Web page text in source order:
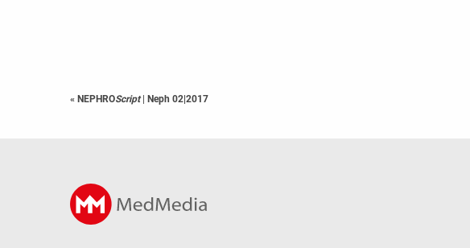
« NEPHROScript | Neph 02|2017